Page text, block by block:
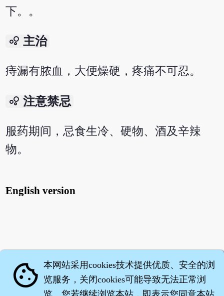
下。。
bubble_chart 主治
痔漏有脓血，大便燥硬，疼痛不可忍。
bubble_chart 注意禁忌
服药期间，忌食生冷、硬物、酒及辛辣
物。
English version
cookie 本网站采用cookies技术提供优质、安全的浏
览服务，关闭cookies可能导致无法正常浏
览。您若继续浏览本站，即表示您同意本站